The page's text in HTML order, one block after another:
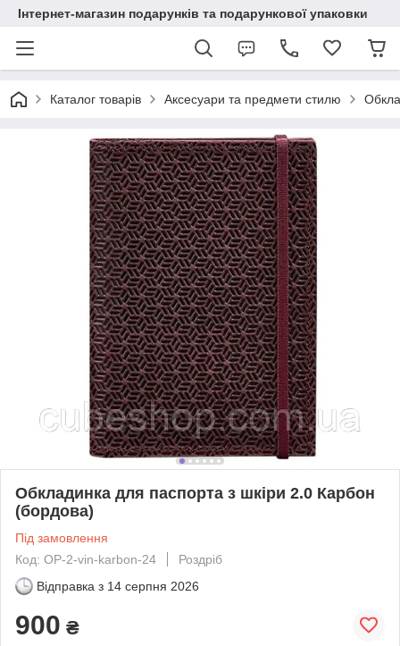
Інтернет-магазин подарунків та подарункової упаковки
Каталог товарів Аксесуари та предмети стилю
Обкладинка для паспорта з шкіри 2.0 Карбон
(бордова)
Під замовлення
Код: OP-2-vin-karbon-24
Роздріб
Відправка з 14 серпня 2026
900 ₴